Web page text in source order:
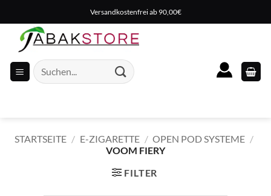
Inhalt
springen
Versandkostenfrei ab 90,00€
Suche
nach:
STARTSEITE / E-ZIGARETTE / OPEN POD SYSTEME /
VOOM FIERY
FILTER